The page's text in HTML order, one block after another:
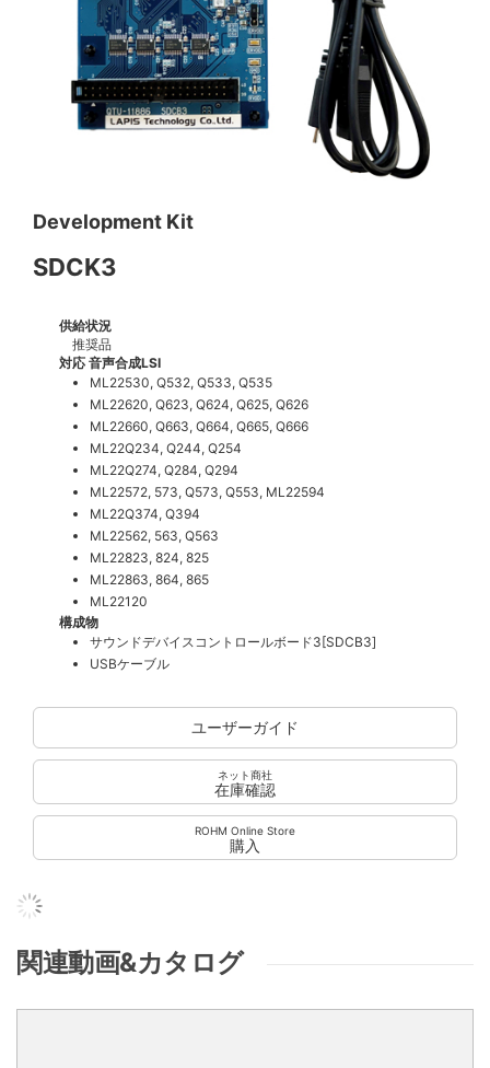
Development Kit
SDCK3
供給状況
推奨品
対応 音声合成LSI
ML22530, Q532, Q533, Q535
ML22620, Q623, Q624, Q625, Q626
ML22660, Q663, Q664, Q665, Q666
ML22Q234, Q244, Q254
ML22Q274, Q284, Q294
ML22572, 573, Q573, Q553, ML22594
ML22Q374, Q394
ML22562, 563, Q563
ML22823, 824, 825
ML22863, 864, 865
ML22120
構成物
サウンドデバイスコントロールボード3[SDCB3]
USBケーブル
ユーザーガイド
ネット商社
在庫確認
ROHM Online Store
購入
関連動画&カタログ